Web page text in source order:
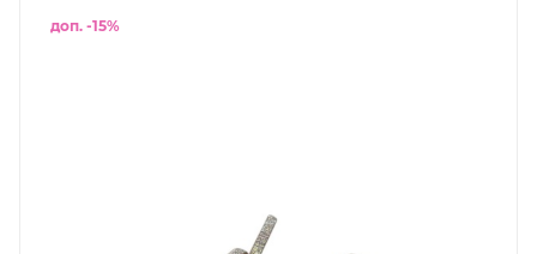
доп. -15%